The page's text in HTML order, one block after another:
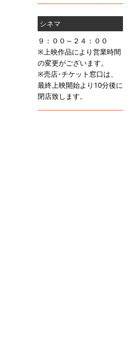
シネマ
９：００～２４：００
※上映作品により営業時間
の変更がございます。
※売店･チケット窓口は、
最終上映開始より10分後に
閉店致します。